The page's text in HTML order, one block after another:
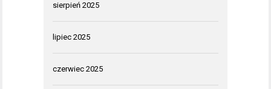
sierpień 2025
lipiec 2025
czerwiec 2025